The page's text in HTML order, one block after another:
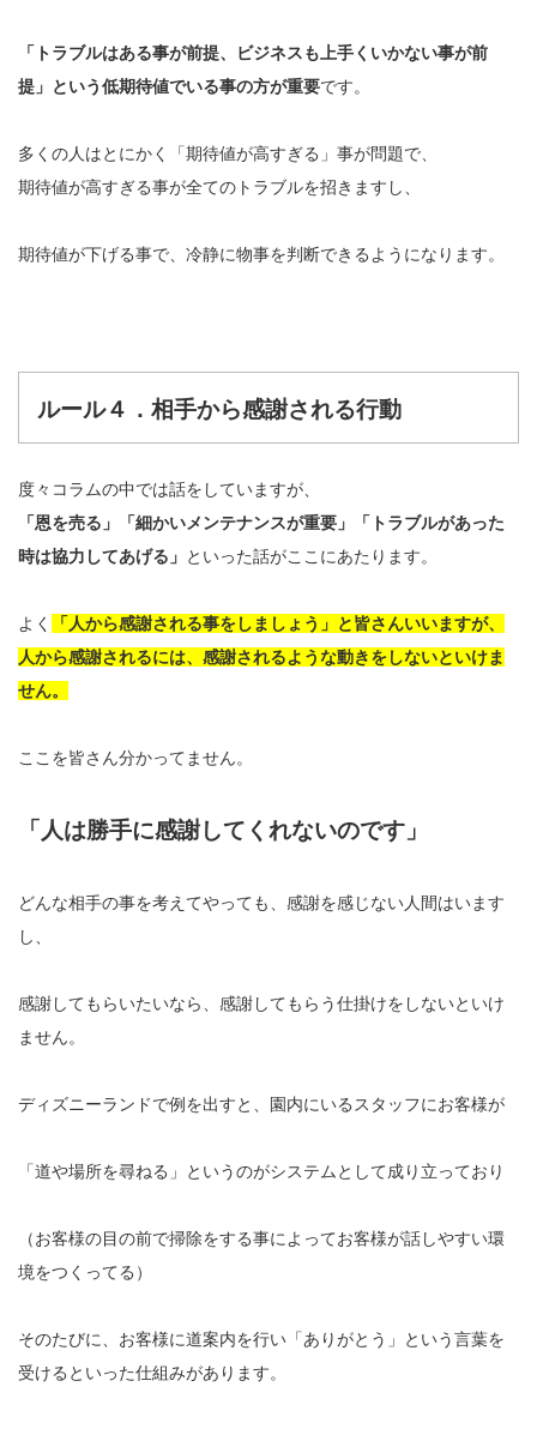
「トラブルはある事が前提、ビジネスも上手くいかない事が前
提」という低期待値でいる事の方が重要です。
多くの人はとにかく「期待値が高すぎる」事が問題で、
期待値が高すぎる事が全てのトラブルを招きますし、
期待値が下げる事で、冷静に物事を判断できるようになります。
ルール４．相手から感謝される行動
度々コラムの中では話をしていますが、
「恩を売る」「細かいメンテナンスが重要」「トラブルがあった
時は協力してあげる」 といった話がここにあたります。
よく
「人から感謝される事をしましょう」と皆さんいいますが、
人から感謝されるには、感謝されるような動きをしないといけま
せん。
ここを皆さん分かってません。
「人は勝手に感謝してくれないのです」
どんな相手の事を考えてやっても、感謝を感じない人間はいます
し、
感謝してもらいたいなら、感謝してもらう仕掛けをしないといけ
ません。
ディズニーランドで例を出すと、園内にいるスタッフにお客様が
「道や場所を尋ねる」というのがシステムとして成り立っており
（お客様の目の前で掃除をする事によってお客様が話しやすい環
境をつくってる）
そのたびに、お客様に道案内を行い「ありがとう」という言葉を
受けるといった仕組みがあります。